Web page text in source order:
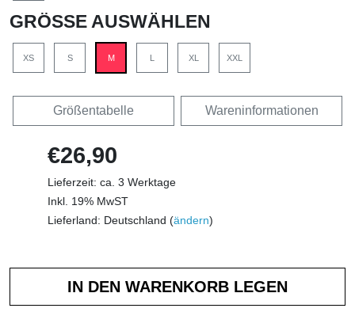
GRÖSSE AUSWÄHLEN
XS S M XL XXL
Größentabelle Wareninformationen
€26,90
Lieferzeit: ca. 3 Werktage
Inkl. 19% MwST
Lieferland: Deutschland (ändern)